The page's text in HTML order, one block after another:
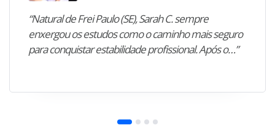
“Natural de Frei Paulo (SE), Sarah C. sempre
enxergou os estudos como o caminho mais seguro
para conquistar estabilidade profissional. Após o…”